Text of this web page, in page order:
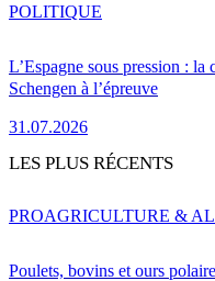
L’Espagne sous pression :
Schengen à l’épreuve
31.07.2026
POLITIQUE
LES PLUS RÉCENTS
Poulets, bovins et ours
PROAGRICULTURE &